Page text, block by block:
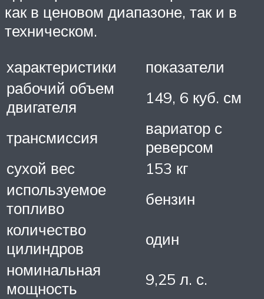
как в ценовом диапазоне, так и в
техническом.
характеристики
показатели
рабочий объем
двигателя
149, 6 куб. см
трансмиссия
вариатор с
реверсом
сухой вес
153 кг
используемое
топливо
бензин
количество
цилиндров
один
номинальная
мощность
9,25 л. с.